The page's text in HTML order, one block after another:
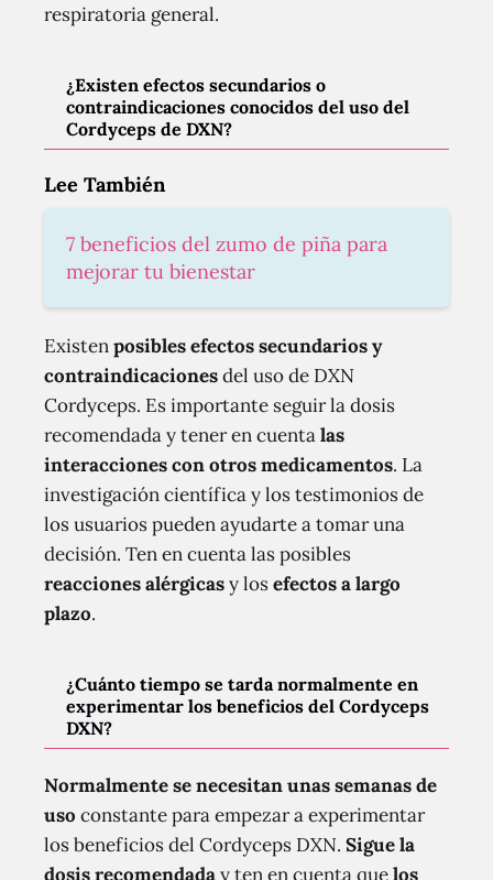
respiratoria general.
¿Existen efectos secundarios o
contraindicaciones conocidos del uso del
Cordyceps de DXN?
Lee También
7 beneficios del zumo de piña para
mejorar tu bienestar
Existenposibles efectos secundarios y
contraindicacionesdel uso de DXN
Cordyceps. Es importante seguir la dosis
recomendada y tener en cuentalas
interacciones con otros medicamentos. La
investigación científica y los testimonios de
los usuarios pueden ayudarte a tomar una
decisión. Ten en cuenta las posibles
reacciones alérgicasy losefectos a largo
plazo.
¿Cuánto tiempo se tarda normalmente en
experimentar los beneficios del Cordyceps
DXN?
Normalmente se necesitan unas semanas de
uso constante para empezar a experimentar
los beneficios del Cordyceps DXN. Sigue la
dosis recomendaday ten en cuenta quelos